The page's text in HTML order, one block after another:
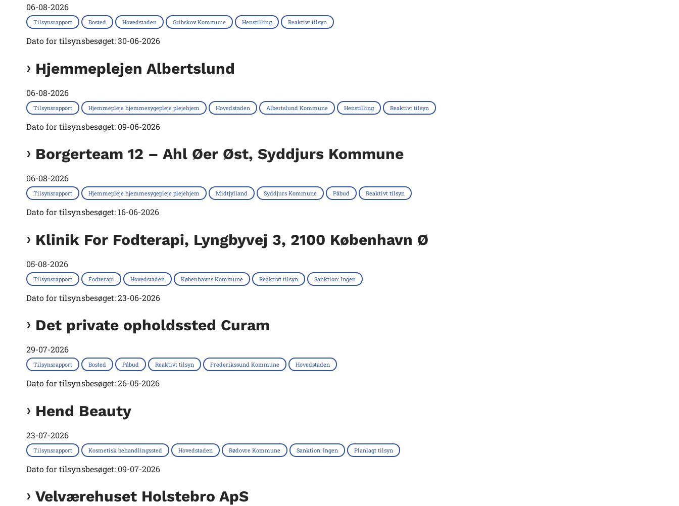
06-08-2026
Tilsynsrapport Bosted Hovedstaden Gribskov Kommune Henstilling Reaktivt tilsyn
Dato for tilsynsbesøget: 30-06-2026
Hjemmeplejen Albertslund
06-08-2026
Tilsynsrapport Hjemmepleje hjemmesygepleje plejehjem Hovedstaden Albertslund Kommune Henstilling Reaktivt tilsyn
Dato for tilsynsbesøget: 09-06-2026
Borgerteam 12 – Ahl Øer Øst, Syddjurs Kommune
06-08-2026
Tilsynsrapport Hjemmepleje hjemmesygepleje plejehjem Midtjylland Syddjurs Kommune Påbud Reaktivt tilsyn
Dato for tilsynsbesøget: 16-06-2026
Klinik For Fodterapi, Lyngbyvej 3, 2100 København Ø
05-08-2026
Tilsynsrapport Fodterapi Hovedstaden Københavns Kommune Reaktivt tilsyn Sanktion: Ingen
Dato for tilsynsbesøget: 23-06-2026
Det private opholdssted Curam
29-07-2026
Tilsynsrapport Bosted Påbud Reaktivt tilsyn Frederikssund Kommune Hovedstaden
Dato for tilsynsbesøget: 26-05-2026
Hend Beauty
23-07-2026
Tilsynsrapport Kosmetisk behandlingssted Hovedstaden Rødovre Kommune Sanktion: Ingen Planlagt tilsyn
Dato for tilsynsbesøget: 09-07-2026
Velværehuset Holstebro ApS